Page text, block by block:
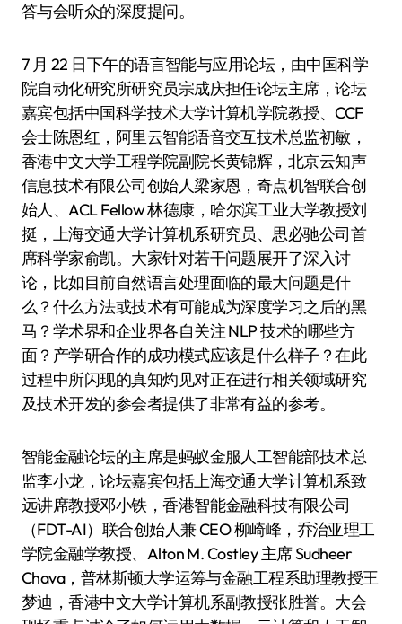
答与会听众的深度提问。
7 月 22 日下午的语言智能与应用论坛，由中国科学
院自动化研究所研究员宗成庆担任论坛主席，论坛
嘉宾包括中国科学技术大学计算机学院教授、CCF
会士陈恩红，阿里云智能语音交互技术总监初敏，
香港中文大学工程学院副院长黄锦辉，北京云知声
信息技术有限公司创始人梁家恩，奇点机智联合创
始人、ACL Fellow 林德康，哈尔滨工业大学教授刘
挺，上海交通大学计算机系研究员、思必驰公司首
席科学家俞凯。大家针对若干问题展开了深入讨
论，比如目前自然语言处理面临的最大问题是什
么？什么方法或技术有可能成为深度学习之后的黑
马？学术界和企业界各自关注 NLP 技术的哪些方
面？产学研合作的成功模式应该是什么样子？在此
过程中所闪现的真知灼见对正在进行相关领域研究
及技术开发的参会者提供了非常有益的参考。
智能金融论坛的主席是蚂蚁金服人工智能部技术总
监李小龙，论坛嘉宾包括上海交通大学计算机系致
远讲席教授邓小铁，香港智能金融科技有限公司
（FDT-AI）联合创始人兼 CEO 柳崎峰，乔治亚理工
学院金融学教授、Alton M. Costley 主席 Sudheer
Chava，普林斯顿大学运筹与金融工程系助理教授王
梦迪，香港中文大学计算机系副教授张胜誉。大会